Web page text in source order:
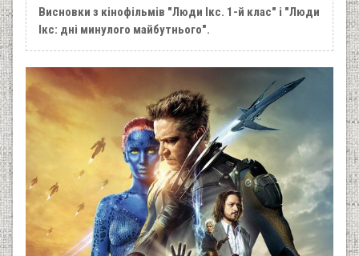
Висновки з кінофільмів "Люди Ікс. 1-й клас" і "Люди
Ікс: дні минулого майбутнього".